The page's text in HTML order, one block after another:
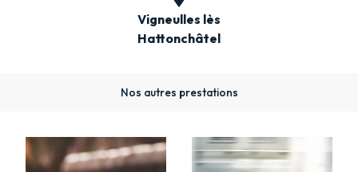
Vigneulles lès
Hattonchâtel
Nos autres prestations